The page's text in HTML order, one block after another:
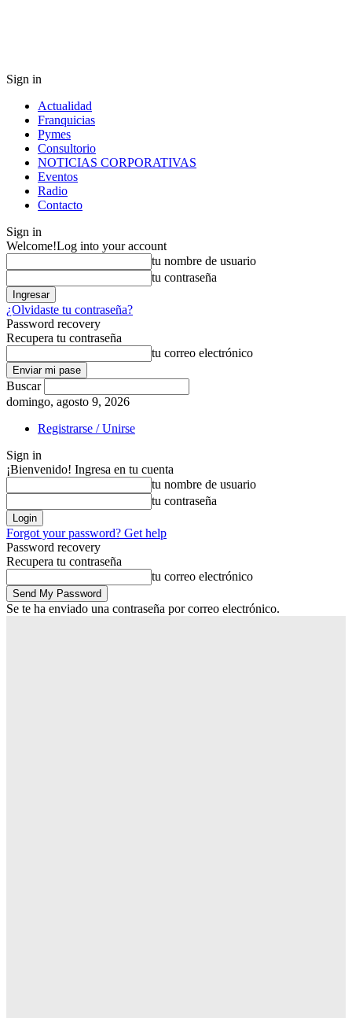
Sign in
Actualidad
Franquicias
Pymes
Consultorio
NOTICIAS CORPORATIVAS
Eventos
Radio
Contacto
Sign in
Welcome!Log into your account
tu nombre de usuario
tu contraseña
¿Olvidaste tu contraseña?
Password recovery
Recupera tu contraseña
tu correo electrónico
Buscar
domingo, agosto 9, 2026
Registrarse / Unirse
Sign in
¡Bienvenido! Ingresa en tu cuenta
tu nombre de usuario
tu contraseña
Forgot your password? Get help
Password recovery
Recupera tu contraseña
tu correo electrónico
Se te ha enviado una contraseña por correo electrónico.